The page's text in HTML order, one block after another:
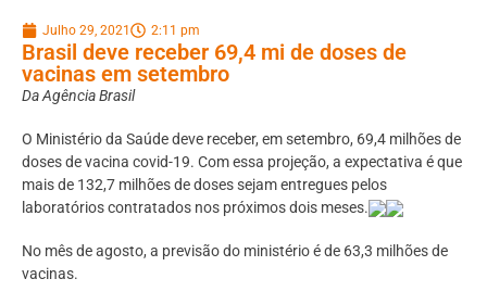
Julho 29, 2021 2:11 pm
Brasil deve receber 69,4 mi de doses de
vacinas em setembro
Da Agência Brasil
O Ministério da Saúde deve receber, em setembro, 69,4 milhões de
doses de vacina covid-19. Com essa projeção, a expectativa é que
mais de 132,7 milhões de doses sejam entregues pelos
laboratórios contratados nos próximos dois meses.
No mês de agosto, a previsão do ministério é de 63,3 milhões de
vacinas.